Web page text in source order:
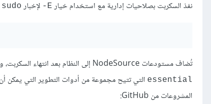
نفذ السكربت بصلاحيات إدارية مع استخدام خيار E- لإخبار sudo
تُضاف مستودعات NodeSource إلى النظام بعد انتهاء السكربت، ويمكننا بالتالي استخدام
essential
المشروعات من GitHub: